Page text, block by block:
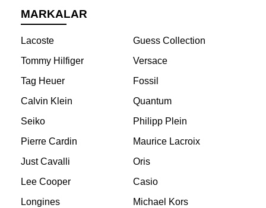
MARKALAR
Lacoste
Guess Collection
Tommy Hilfiger
Versace
Tag Heuer
Fossil
Calvin Klein
Quantum
Seiko
Philipp Plein
Pierre Cardin
Maurice Lacroix
Just Cavalli
Oris
Lee Cooper
Casio
Longines
Michael Kors